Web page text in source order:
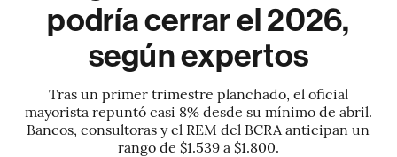
podría cerrar el 2026,
según expertos
Tras un primer trimestre planchado, el oficial
mayorista repuntó casi 8% desde su mínimo de abril.
Bancos, consultoras y el REM del BCRA anticipan un
rango de $1.539 a $1.800.